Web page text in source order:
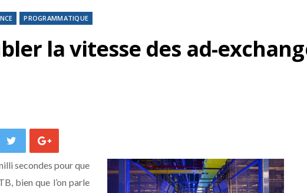
PROGRAMMATIQUE
la vitesse des ad-
secondes pour que
bien que l’on parle